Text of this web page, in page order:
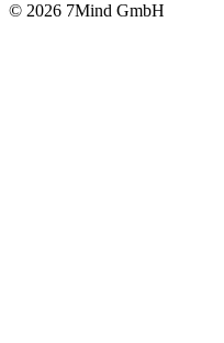
© 2026 7Mind GmbH